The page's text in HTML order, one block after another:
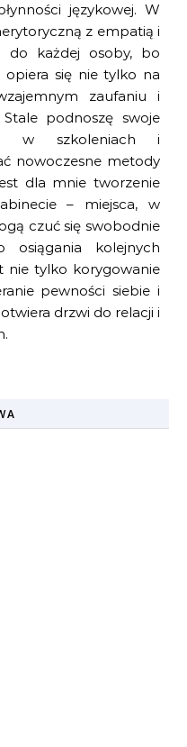
językowej. W
z empatią i
do każdej osoby, bo
się nie tylko na
zaufaniu i
podnoszę swoje
w szkoleniach i
nowoczesne metody
dla mnie tworzenie
– miejsca, w
czuć się swobodnie
kolejnych
nie tylko korygowanie
pewności siebie i
drzwi do relacji i